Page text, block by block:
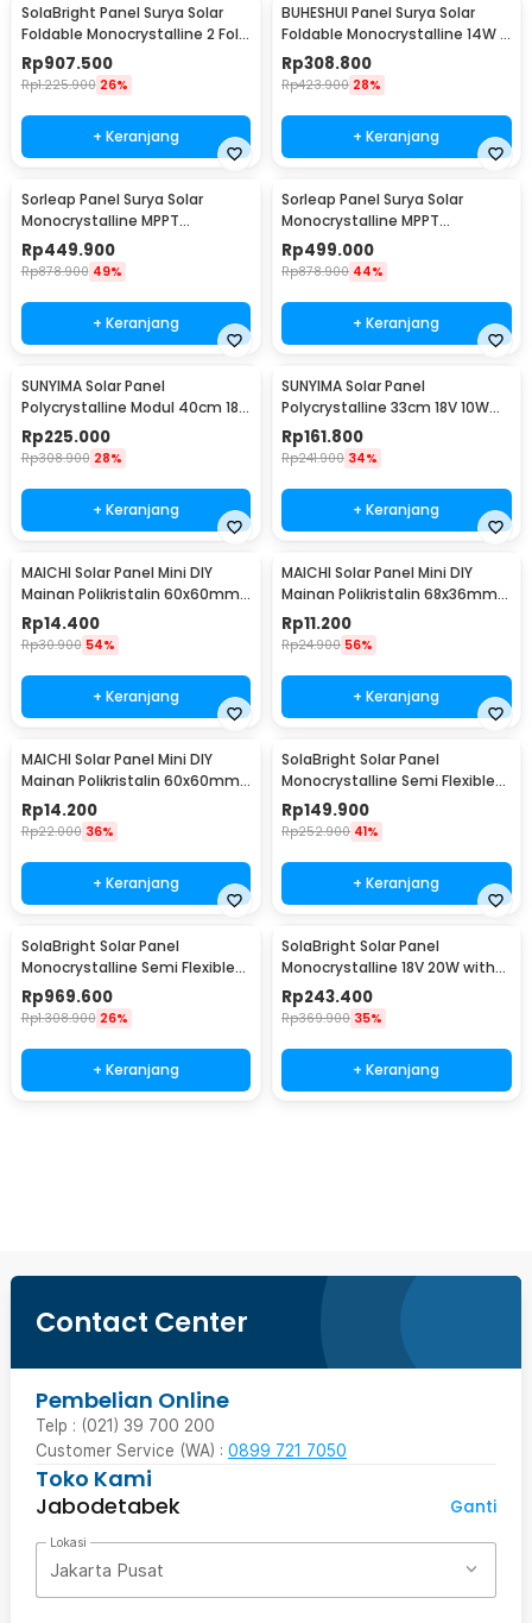
SolaBright Panel Surya Solar
Foldable Monocrystalline 2 Fold
100W - AP-210
Rp907.500
Rp1.225.900 26%
+ Keranjang
BUHESHUI Panel Surya Solar
Foldable Monocrystalline 14W -
CP-14
Rp308.800
Rp423.900 28%
+ Keranjang
Sorleap Panel Surya Solar
Monocrystalline MPPT
Waterproof DC Plug 25W 5V -
UPS-25W
Rp449.900
Rp878.900 49%
+ Keranjang
Sorleap Panel Surya Solar
Monocrystalline MPPT
Waterproof DC Plug 25W 12V -
UPS-25W
Rp499.000
Rp878.900 44%
+ Keranjang
SUNYIMA Solar Panel
Polycrystalline Modul 40cm 18V
20W with Controller - SN10
Rp225.000
Rp308.900 28%
+ Keranjang
SUNYIMA Solar Panel
Polycrystalline 33cm 18V 10W
with Controller - SN20
Rp161.800
Rp241.900 34%
+ Keranjang
MAICHI Solar Panel Mini DIY
Mainan Polikristalin 60x60mm
3V 100mA - SPM01
Rp14.400
Rp30.900 54%
+ Keranjang
MAICHI Solar Panel Mini DIY
Mainan Polikristalin 68x36mm
5V 60mA 0.3W - SPM02
Rp11.200
Rp24.900 56%
+ Keranjang
MAICHI Solar Panel Mini DIY
Mainan Polikristalin 60x60mm
3V 100mA 0.4W - SPM03
Rp14.200
Rp22.000 36%
+ Keranjang
SolaBright Solar Panel
Monocrystalline Semi Flexible
10W Controller - SN30
Rp149.900
Rp252.900 41%
+ Keranjang
SolaBright Solar Panel
Monocrystalline Semi Flexible
with Controller - SN40
Rp969.600
Rp1.308.900 26%
+ Keranjang
SolaBright Solar Panel
Monocrystalline 18V 20W with
Controller - W88-C
Rp243.400
Rp369.900 35%
+ Keranjang
Contact Center
Pembelian Online
Telp : (021) 39 700 200
Customer Service (WA) : 0899 721 7050
Toko Kami
Jabodetabek
Ganti
Lokasi
Jakarta Pusat